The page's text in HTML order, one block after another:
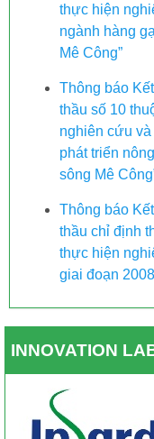
thực hiện
ngành hàng
Mê Công”
Thông báo
thầu số 10
nghiên cứu
phát triển
sông Mê
Thông báo
thầu chỉ định
thực hiện
giai đoạn
INNOVATION